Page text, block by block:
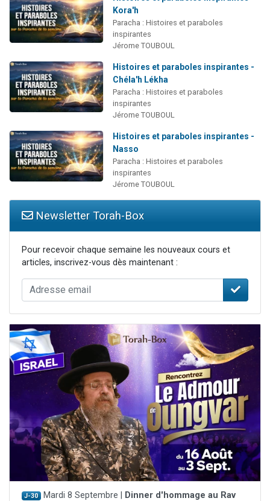
Kora'h
Paracha : Histoires et paraboles
inspirantes
Jérome TOUBOUL
Histoires et paraboles inspirantes -
Chéla'h Lékha
Paracha : Histoires et paraboles
inspirantes
Jérome TOUBOUL
Histoires et paraboles inspirantes -
Nasso
Paracha : Histoires et paraboles
inspirantes
Jérome TOUBOUL
Newsletter Torah-Box
Pour recevoir chaque semaine les nouveaux cours et
articles, inscrivez-vous dès maintenant :
J-30 Mardi 8 Septembre |
Dinner d'hommage au Rav